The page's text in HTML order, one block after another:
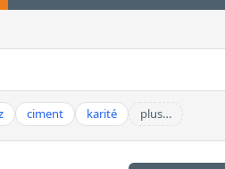
ciment karité plus…